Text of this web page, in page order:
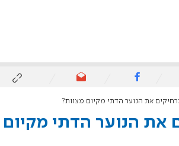
את הנוער הדתי מקיום מצוות?
את הנוער הדתי מקיום